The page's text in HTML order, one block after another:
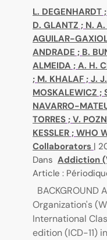
L. DEGENHARDT ;
D. GLANTZ ; N.
AGUILAR-
ANDRADE ; B.
ALMEIDA ; A. H.
; M. KHALAF ; J.
MOSKALEWICZ ;
NAVARRO-
TORRES ; V.
KESSLER ; WHO
Collaborators |
Dans Addiction
Article :
BACKGROUND
Organization's
International
edition (ICD-11)